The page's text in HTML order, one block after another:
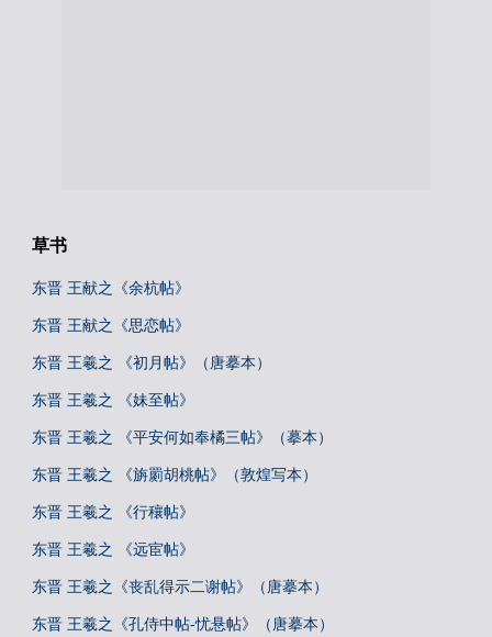
草书
东晋 王献之《余杭帖》
东晋 王献之《思恋帖》
东晋 王羲之 《初月帖》（唐摹本）
东晋 王羲之 《妹至帖》
东晋 王羲之 《平安何如奉橘三帖》（摹本）
东晋 王羲之 《旃罽胡桃帖》（敦煌写本）
东晋 王羲之 《行穰帖》
东晋 王羲之 《远宦帖》
东晋 王羲之《丧乱得示二谢帖》（唐摹本）
东晋 王羲之《孔侍中帖-忧悬帖》（唐摹本）